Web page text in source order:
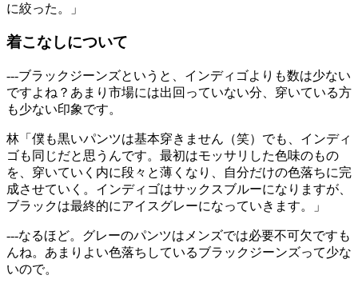
に絞った。」
着こなしについて
---ブラックジーンズというと、インディゴよりも数は少ない
ですよね？あまり市場には出回っていない分、穿いている方
も少ない印象です。
林「僕も黒いパンツは基本穿きません（笑）でも、インディ
ゴも同じだと思うんです。最初はモッサリした色味のもの
を、穿いていく内に段々と薄くなり、自分だけの色落ちに完
成させていく。インディゴはサックスブルーになりますが、
ブラックは最終的にアイスグレーになっていきます。」
---なるほど。グレーのパンツはメンズでは必要不可欠ですも
んね。あまりよい色落ちしているブラックジーンズって少な
いので。